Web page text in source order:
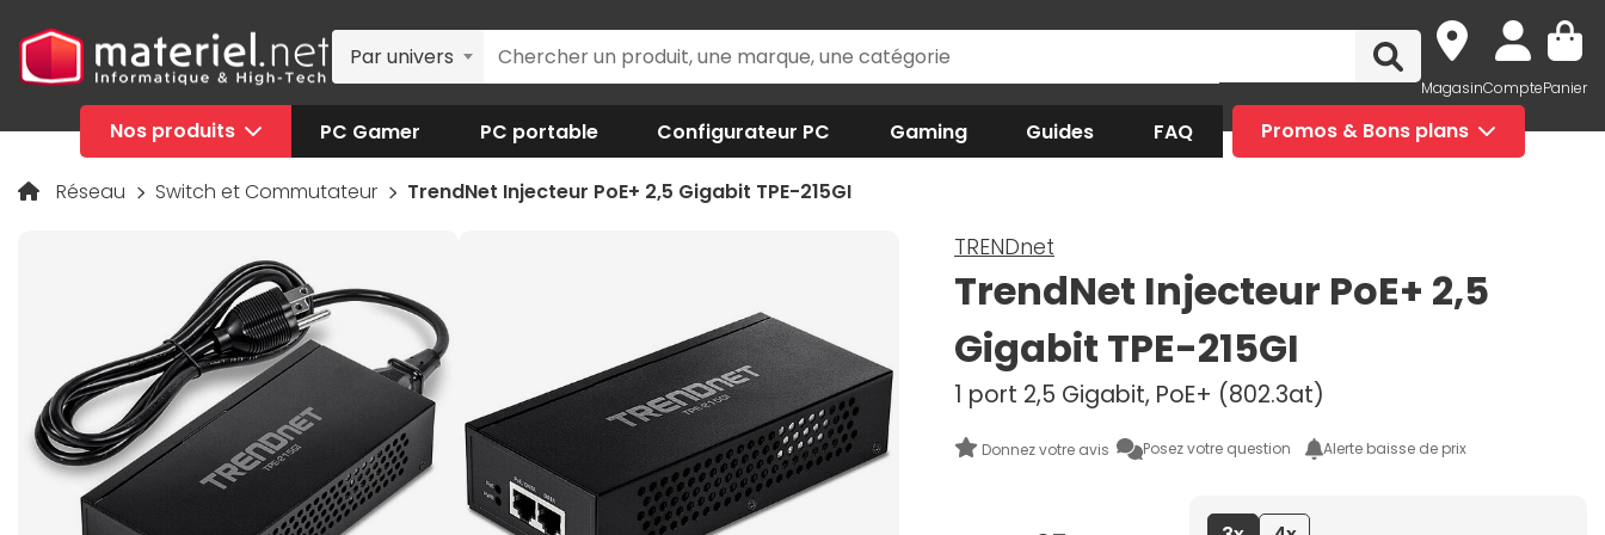
Par univers
MagasinComptePanier
Nos produits PC Gamer PC portable Configurateur PC Gaming Guides FAQ Promos & Bons plans
Réseau Switch et Commutateur TrendNet Injecteur PoE+ 2,5 Gigabit TPE-215GI
TRENDnet
TrendNet Injecteur PoE+ 2,5
Gigabit TPE-215GI
1 port 2,5 Gigabit, PoE+ (802.3at)
Donnez votre avis Posez votre question Alerte baisse de prix